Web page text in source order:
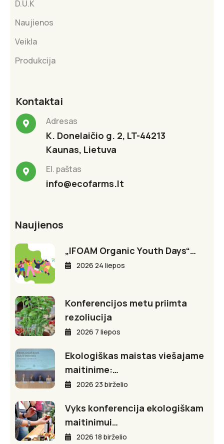
D.U.K
Naujienos
Veikla
Produkcija
Kontaktai
Adresas
K. Donelaičio g. 2, LT-44213
Kaunas, Lietuva
El. paštas
info@ecofarms.lt
Naujienos
„IFOAM Organic Youth Days“…
2026 24 liepos
Konferencijos metu priimta
rezoliucija
2026 7 liepos
Ekologiškas maistas viešajame
maitinime:…
2026 23 birželio
Vyks konferencija ekologiškam
maitinimui…
2026 18 birželio